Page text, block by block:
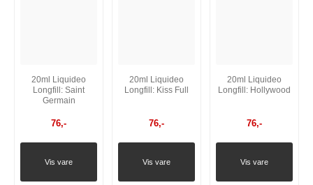
20ml Liquideo
Longfill: Saint
Germain
76,-
Vis vare
20ml Liquideo
Longfill: Kiss Full
76,-
Vis vare
20ml Liquideo
Longfill: Hollywood
76,-
Vis vare